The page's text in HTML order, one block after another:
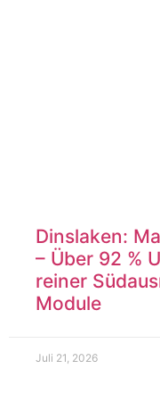
Dinslaken:
– Über 92 %
reiner
Module
Juli 21, 2026